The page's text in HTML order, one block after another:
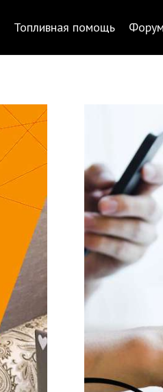
Топливная помощь Форум